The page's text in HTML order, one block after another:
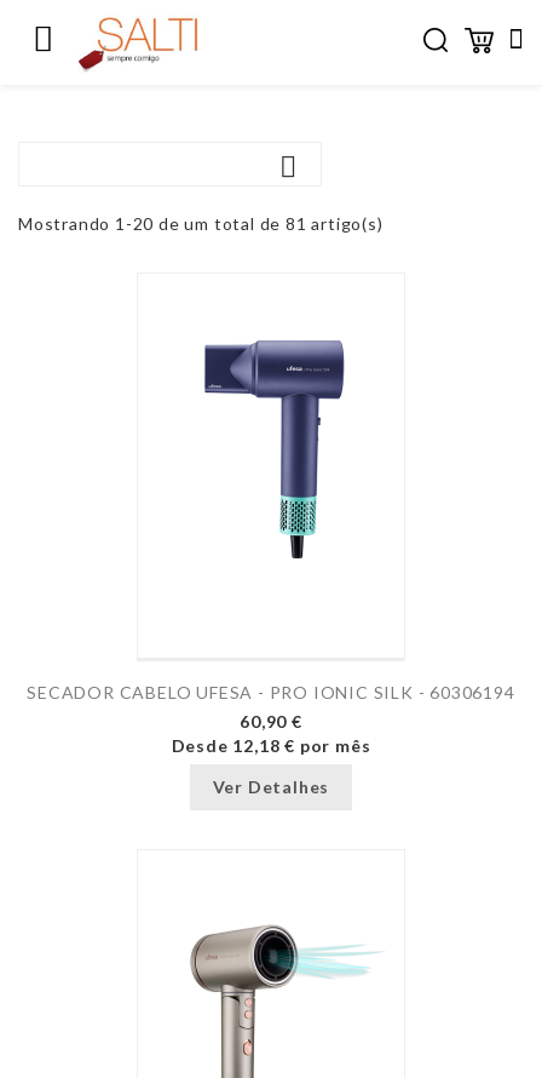
 

Mostrando 1-20 de um total de 81 artigo(s)
SECADOR CABELO UFESA - PRO IONIC SILK - 60306194
60,90 €
Desde 12,18 € por mês
Ver Detalhes